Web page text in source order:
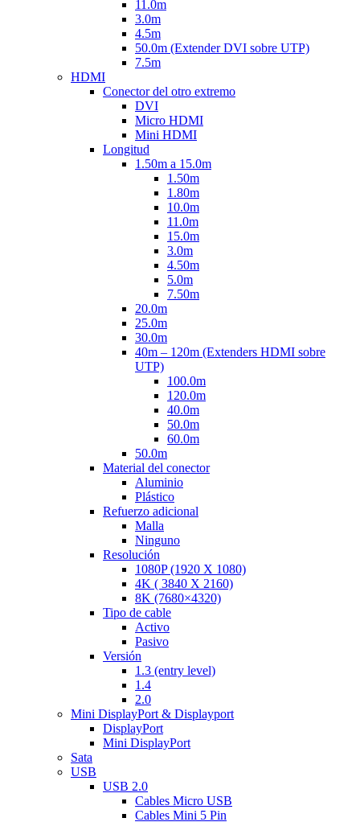
11.0m
3.0m
4.5m
50.0m (Extender DVI sobre UTP)
7.5m
HDMI
Conector del otro extremo
DVI
Micro HDMI
Mini HDMI
Longitud
1.50m a 15.0m
1.50m
1.80m
10.0m
11.0m
15.0m
3.0m
4.50m
5.0m
7.50m
20.0m
25.0m
30.0m
40m – 120m (Extenders HDMI sobre
UTP)
100.0m
120.0m
40.0m
50.0m
60.0m
50.0m
Material del conector
Aluminio
Plástico
Refuerzo adicional
Malla
Ninguno
Resolución
1080P (1920 X 1080)
4K ( 3840 X 2160)
8K (7680×4320)
Tipo de cable
Activo
Pasivo
Versión
1.3 (entry level)
1.4
2.0
Mini DisplayPort & Displayport
DisplayPort
Mini DisplayPort
Sata
USB
USB 2.0
Cables Micro USB
Cables Mini 5 Pin